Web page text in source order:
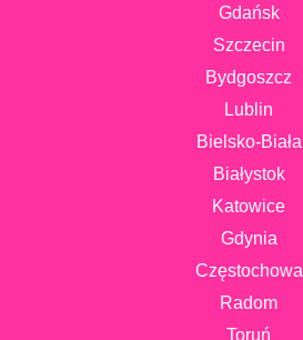
Gdańsk
Szczecin
Bydgoszcz
Lublin
Bielsko-Biała
Białystok
Katowice
Gdynia
Częstochowa
Radom
Toruń